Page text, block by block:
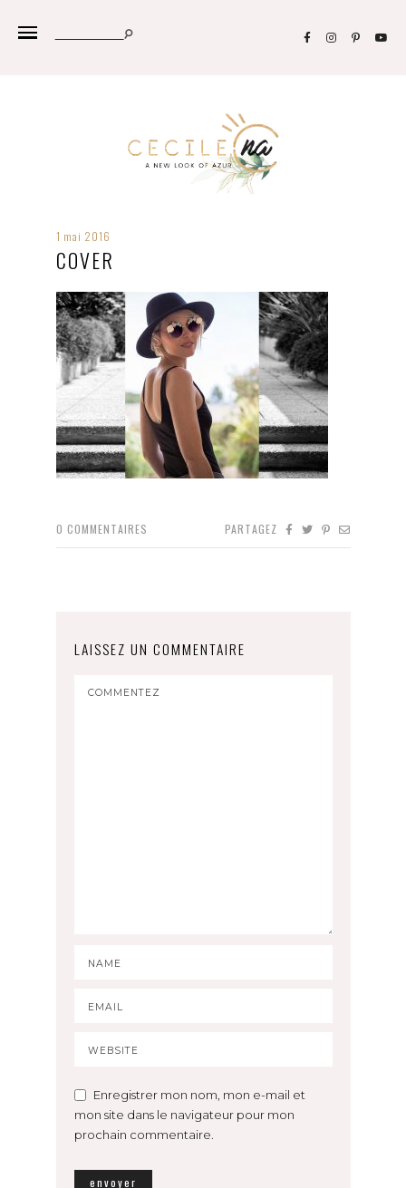
1 mai 2016
COVER
0 COMMENTAIRES PARTAGEZ
LAISSEZ UN COMMENTAIRE
Enregistrer mon nom, mon e-mail et
mon site dans le navigateur pour mon
prochain commentaire.